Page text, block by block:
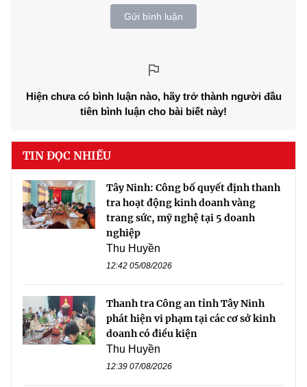
Gửi bình luận
Hiện chưa có bình luận nào, hãy trở thành người đầu
tiên bình luận cho bài biết này!
TIN ĐỌC NHIỀU
Tây Ninh: Công bố quyết định thanh
tra hoạt động kinh doanh vàng
trang sức, mỹ nghệ tại 5 doanh
nghiệp
Thu Huyền
12:42 05/08/2026
Thanh tra Công an tỉnh Tây Ninh
phát hiện vi phạm tại các cơ sở kinh
doanh có điều kiện
Thu Huyền
12:39 07/08/2026